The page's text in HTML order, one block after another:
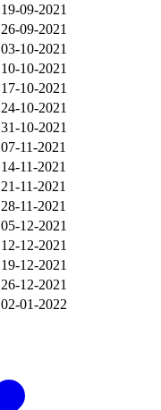
19-09-2021
26-09-2021
03-10-2021
10-10-2021
17-10-2021
24-10-2021
31-10-2021
07-11-2021
14-11-2021
21-11-2021
28-11-2021
05-12-2021
12-12-2021
19-12-2021
26-12-2021
02-01-2022